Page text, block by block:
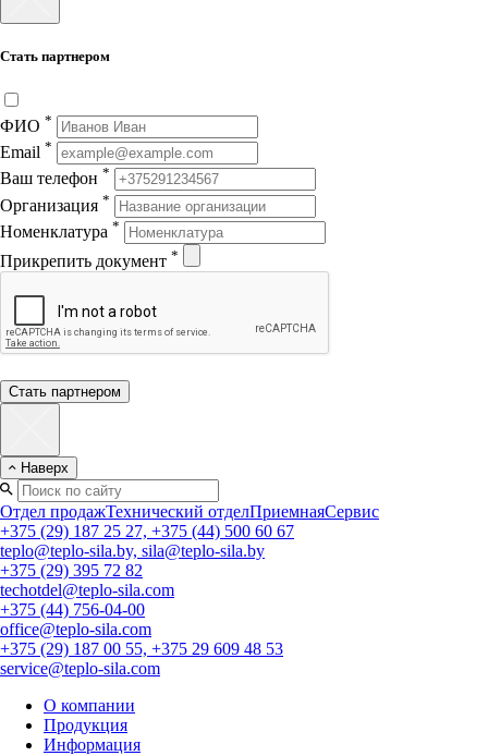
Стать партнером
ФИО *
Email *
Ваш телефон *
Организация *
Номенклатура *
Прикрепить документ *
Стать партнером
Наверх
Отдел продажТехнический отделПриемнаяСервис
+375 (29) 187 25 27, +375 (44) 500 60 67
teplo@teplo-sila.by, sila@teplo-sila.by
+375 (29) 395 72 82
techotdel@teplo-sila.com
+375 (44) 756-04-00
office@teplo-sila.com
+375 (29) 187 00 55, +375 29 609 48 53
service@teplo-sila.com
О компании
Продукция
Информация